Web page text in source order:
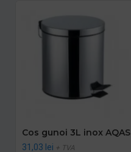
Cos gunoi 3L inox AQAS
31,03 lei + TVA